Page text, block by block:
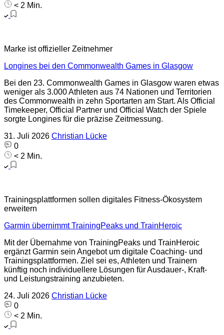
< 2 Min.
Marke ist offizieller Zeitnehmer
Longines bei den Commonwealth Games in Glasgow
Bei den 23. Commonwealth Games in Glasgow waren etwas
weniger als 3.000 Athleten aus 74 Nationen und Territorien
des Commonwealth in zehn Sportarten am Start. Als Official
Timekeeper, Official Partner und Official Watch der Spiele
sorgte Longines für die präzise Zeitmessung.
31. Juli 2026 Christian Lücke
0
< 2 Min.
Trainingsplattformen sollen digitales Fitness-Ökosystem
erweitern
Garmin übernimmt TrainingPeaks und TrainHeroic
Mit der Übernahme von TrainingPeaks und TrainHeroic
ergänzt Garmin sein Angebot um digitale Coaching- und
Trainingsplattformen. Ziel sei es, Athleten und Trainern
künftig noch individuellere Lösungen für Ausdauer-, Kraft-
und Leistungstraining anzubieten.
24. Juli 2026 Christian Lücke
0
< 2 Min.